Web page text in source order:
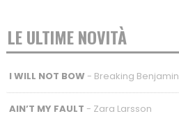
LE ULTIME NOVITÀ
I WILL NOT BOW - Breaking Benjamin
AIN’T MY FAULT - Zara Larsson